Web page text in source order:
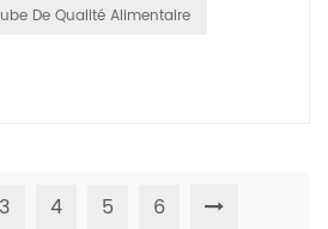
De Qualité Alimentaire
3 4 5 6